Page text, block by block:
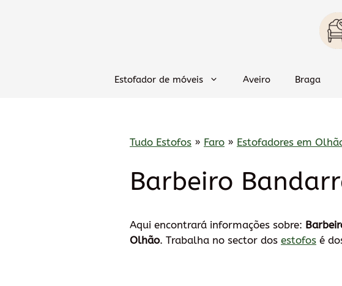
Estofador de móveis Aveiro Braga
Tudo Estofos » Faro » Estofadores em
Barbeiro
Aqui encontrará informações sobre:
Olhão. Trabalha no sector dos estofos é